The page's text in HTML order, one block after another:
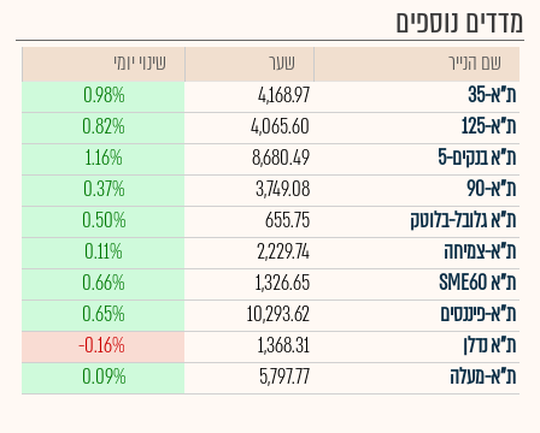
מדדים נוספים
שם הנייר שער
שינוי יומי
ת"א-35
4,168.97
0.98%
ת"א-125
4,065.60
0.82%
ת"א בנקים-5
8,680.49
1.16%
ת"א-90
3,749.08
0.37%
ת"א גלובל-בלוטק
655.75
0.50%
ת"א-צמיחה
2,229.74
0.11%
ת"א SME60
1,326.65
0.66%
ת"א-פיננסים
10,293.62
0.65%
ת"א נדלן
1,368.31
-0.16%
ת"א-מעלה
5,797.77
0.09%